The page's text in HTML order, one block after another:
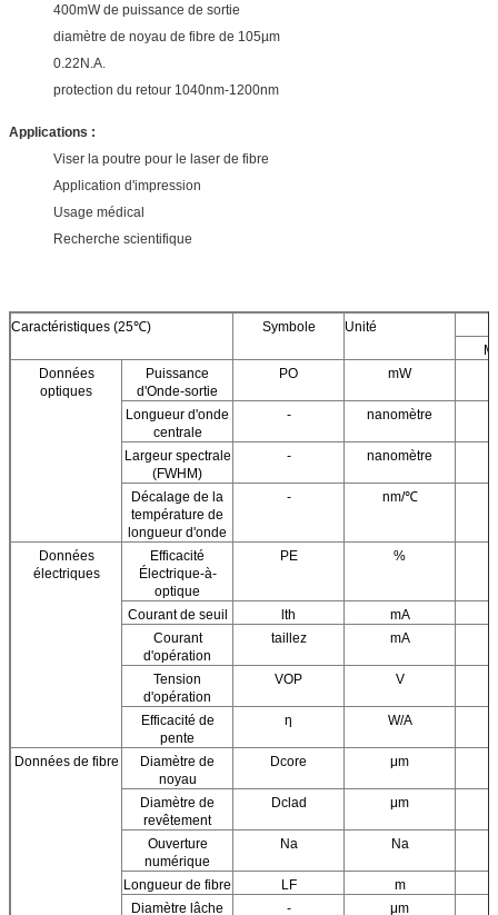
400mW de puissance de sortie
diamètre de noyau de fibre de 105µm
0.22N.A.
protection du retour 1040nm-1200nm
Applications :
Viser la poutre pour le laser de fibre
Application d'impression
Usage médical
Recherche scientifique
Caractéristiques (25℃) Symbole
Unité
Données
optiques
Puissance
d'Onde-sortie
PO mW
Longueur d'onde
centrale
- nanomètre
Largeur spectrale
(FWHM)
- nanomètre
Décalage de la
température de
longueur d'onde
- nm/℃
Données
électriques
Efficacité
Électrique-à-
optique
PE %
Courant de seuil lth
mA
Courant
d'opération
taillez mA
Tension
d'opération
VOP V
Efficacité de
pente
η W/A
Données de fibre
Diamètre de
noyau
Dcore μm
Diamètre de
revêtement
Dclad μm
Ouverture
numérique
Na Na
Longueur de fibre LF
m
Diamètre lâche
- μm